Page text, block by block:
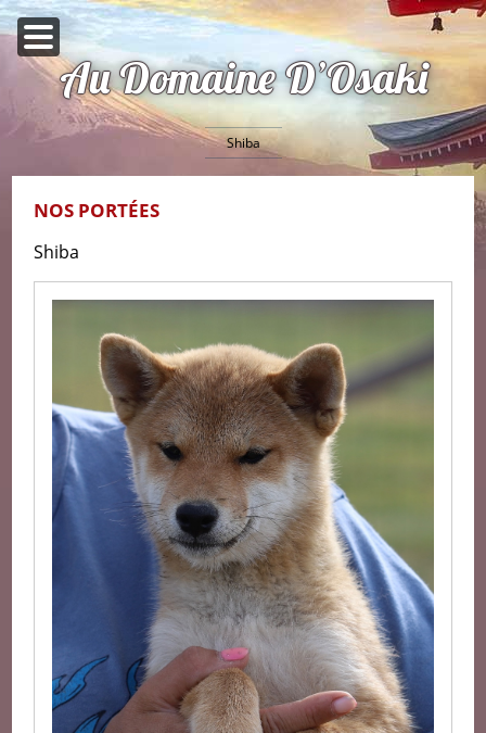
Au Domaine D’Osaki
Shiba
NOS PORTÉES
Shiba